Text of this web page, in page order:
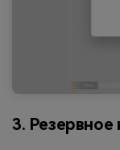
3. Резервное